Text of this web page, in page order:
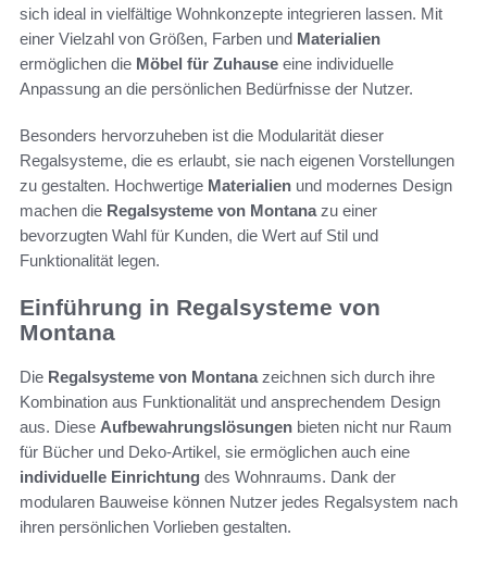
sich ideal in vielfältige Wohnkonzepte integrieren lassen. Mit
einer Vielzahl von Größen, Farben und Materialien
ermöglichen die Möbel für Zuhause eine individuelle
Anpassung an die persönlichen Bedürfnisse der Nutzer.
Besonders hervorzuheben ist die Modularität dieser
Regalsysteme, die es erlaubt, sie nach eigenen Vorstellungen
zu gestalten. Hochwertige Materialien und modernes Design
machen die Regalsysteme von Montanazu einer
bevorzugten Wahl für Kunden, die Wert auf Stil und
Funktionalität legen.
Einführung in Regalsysteme von
Montana
Die Regalsysteme von Montanazeichnen sich durch ihre
Kombination aus Funktionalität und ansprechendem Design
aus. Diese Aufbewahrungslösungen bieten nicht nur Raum
für Bücher und Deko-Artikel, sie ermöglichen auch eine
individuelle Einrichtung des Wohnraums. Dank der
modularen Bauweise können Nutzer jedes Regalsystem nach
ihren persönlichen Vorlieben gestalten.